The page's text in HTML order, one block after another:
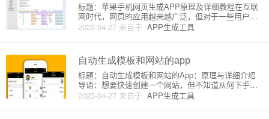
2023-04-27 来自于 APP生成工具
标题：苹果手机网页生成APP原理及详细教程在互联
网时代，网页的应用越来越广泛，但对于一些用户而
言，通过浏览器访问可能不及具备原生APP体验的便
捷与高效。因此，将网页内容转变成APP应用成为一
的方法主要是通过
自动生成模板和网站的app
2023-04-27 来自于 APP生成工具
标题：自动生成模板和网站的App：原理与详细介绍
导语：想要快速创建一个网站，但不知道从何下手？
别担心，自动生成模板和网站的App可以帮助您解决
这个问题。让我们了解一下这类App的原理以及如何